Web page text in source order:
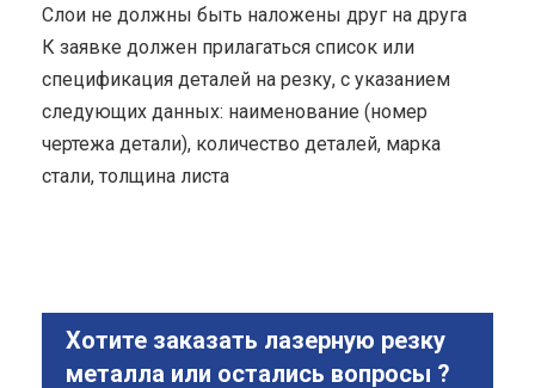
Cлои не должны быть наложены друг на друга
К заявке должен прилагаться список или
спецификация деталей на резку, с указанием
следующих данных: наименование (номер
чертежа детали), количество деталей, марка
стали, толщина листа
Хотите заказать лазерную резку
металла или остались вопросы ?